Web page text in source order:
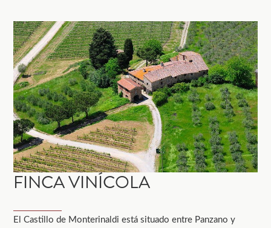
FINCA VINÍCOLA
El Castillo de Monterinaldi está situado entre Panzano y